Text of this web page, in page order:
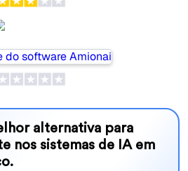
alternativa para
nos sistemas de IA em